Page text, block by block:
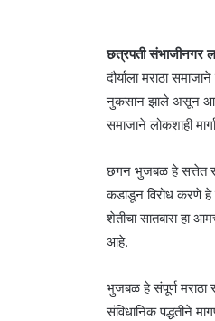
छत्रपती संभाजीनगर
दौर्याला मराठा
नुकसान झाले असून आज,
समाजाने लोकशाही
छगन भुजबळ हे सत्तेत
कडाडून विरोध करणे हे
शेतीचा सातबारा हा
आहे.
भुजबळ हे संपूर्ण मराठा
संविधानिक पद्धतीने